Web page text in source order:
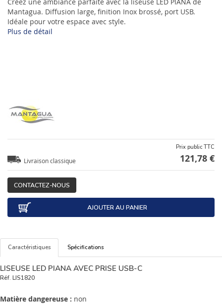
Mantagua. Diffusion large, finition Inox brossé, port USB.
Idéale pour votre espace avec style.
Plus de détail
Livraison classique
Prix public TTC
121,78 €
CONTACTEZ-NOUS
AJOUTER AU PANIER
Caractéristiques Spécifications
LISEUSE LED PIANA AVEC PRISE USB-C
Réf. LIS1820
Matière dangereuse : non